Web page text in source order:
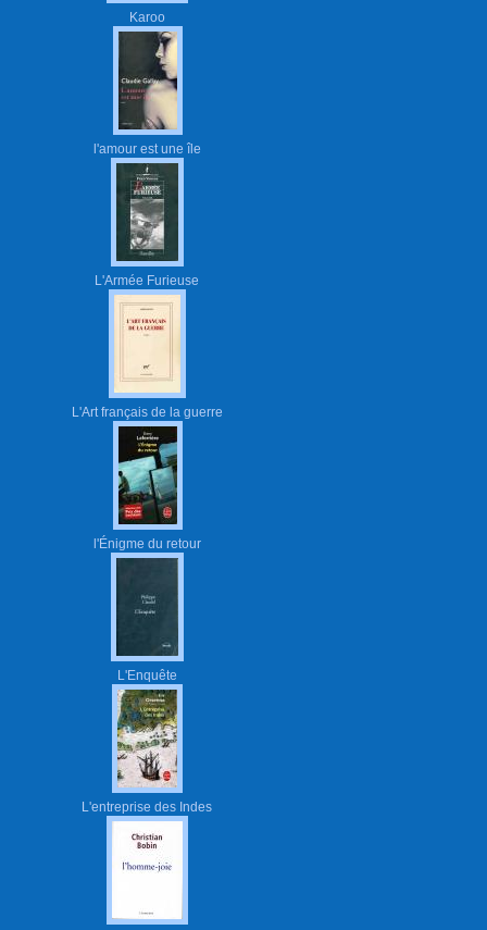
Karoo
l'amour est une île
L'Armée Furieuse
L'Art français de la guerre
l'Énigme du retour
L'Enquête
L'entreprise des Indes